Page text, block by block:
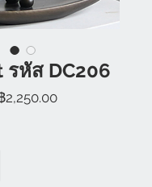
หัส DC206
คา
2,250.00ราคา